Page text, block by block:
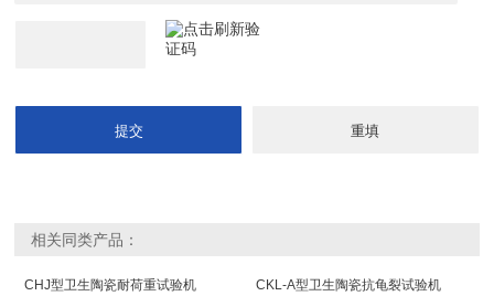
相关同类产品：
CHJ型卫生陶瓷耐荷重试验机 CKL-A型卫生陶瓷抗龟裂试验机